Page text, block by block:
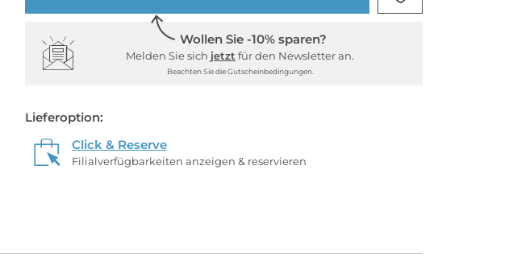
Wollen Sie -10% sparen?
Melden Sie sich jetzt für den Newsletter an.
Beachten Sie die Gutscheinbedingungen.
Lieferoption:
Click & Reserve
Filialverfügbarkeiten anzeigen & reservieren